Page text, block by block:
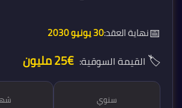
نهاية العقد:30 يونيو 2030
🏷️القيمة السوقية:€25 مليون
سنوي شهري